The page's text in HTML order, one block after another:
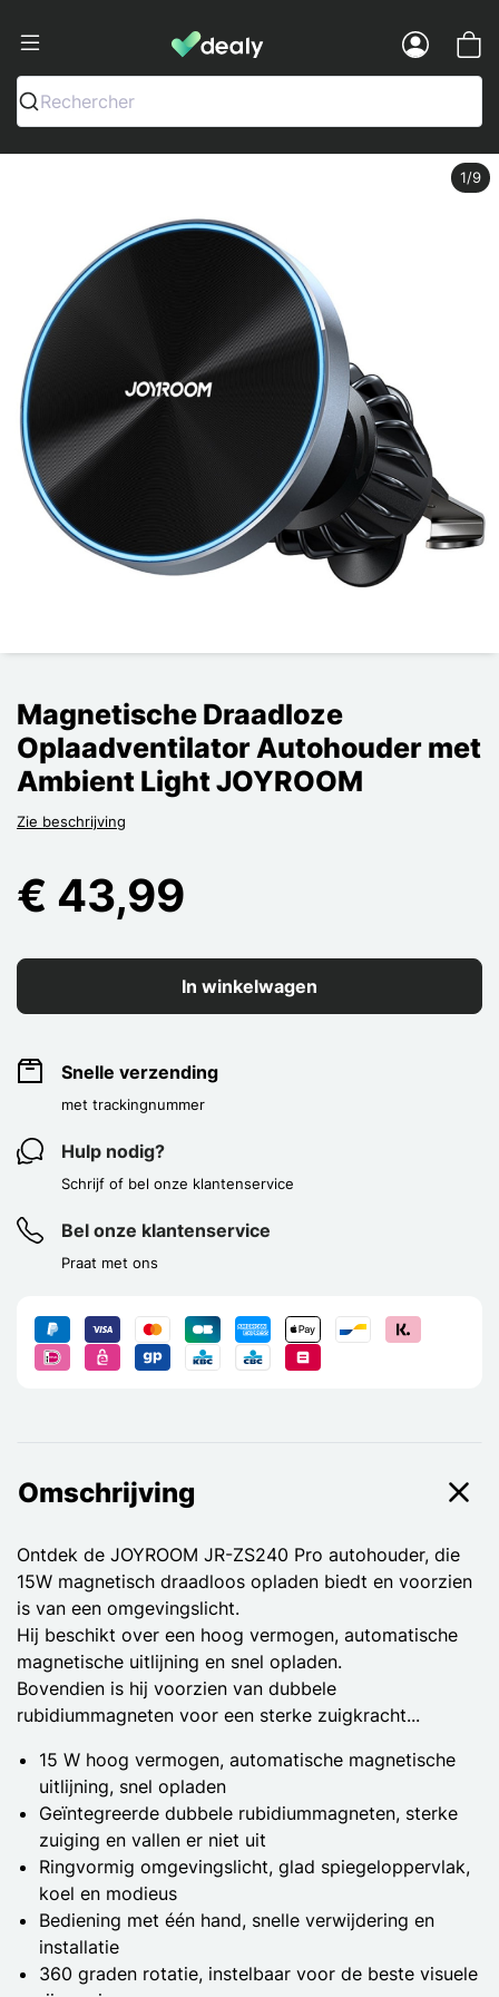
Dealy - Telefoonhoesjes en
Rechercher
Magnetische Draadloze
Oplaadventilator Autohouder met
Ambient Light JOYROOM
Zie beschrijving
€ 43,99
In winkelwagen
Snelle verzending
met trackingnummer
Hulp nodig?
Schrijf of bel onze klantenservice
Bel onze klantenservice
Praat met ons
1/9
Omschrijving
Ontdek de JOYROOM JR-ZS240 Pro autohouder, die
15W magnetisch draadloos opladen biedt en voorzien
is van een omgevingslicht.
Hij beschikt over een hoog vermogen, automatische
magnetische uitlijning en snel opladen.
Bovendien is hij voorzien van dubbele
rubidiummagneten voor een sterke zuigkracht...
15 W hoog vermogen, automatische magnetische
uitlijning, snel opladen
Geïntegreerde dubbele rubidiummagneten, sterke
zuiging en vallen er niet uit
Ringvormig omgevingslicht, glad spiegeloppervlak,
koel en modieus
Bediening met één hand, snelle verwijdering en
installatie
360 graden rotatie, instelbaar voor de beste visuele